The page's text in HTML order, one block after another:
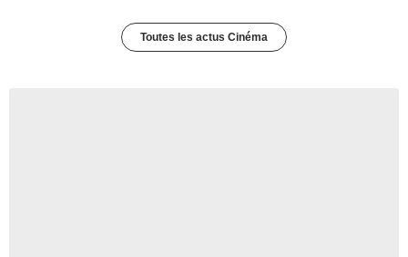
Toutes les actus Cinéma